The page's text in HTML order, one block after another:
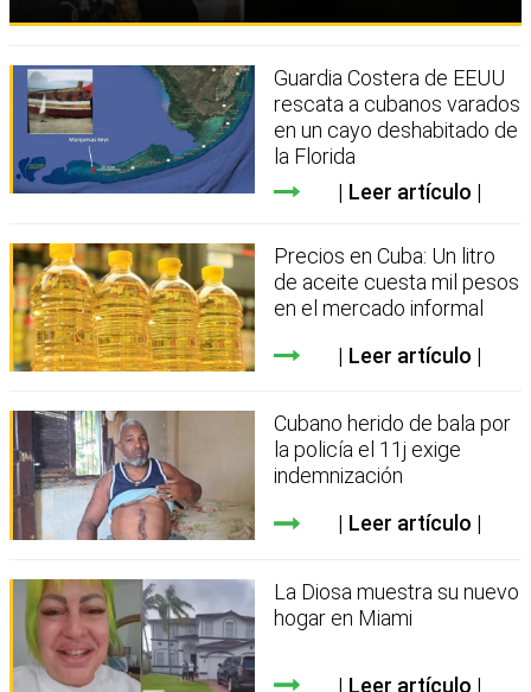
Guardia Costera de EEUU
rescata a cubanos varados
en un cayo deshabitado de
la Florida
Leer artículo
Precios en Cuba: Un litro
de aceite cuesta mil pesos
en el mercado informal
Leer artículo
Cubano herido de bala por
la policía el 11j exige
indemnización
Leer artículo
La Diosa muestra su nuevo
hogar en Miami
Leer artículo